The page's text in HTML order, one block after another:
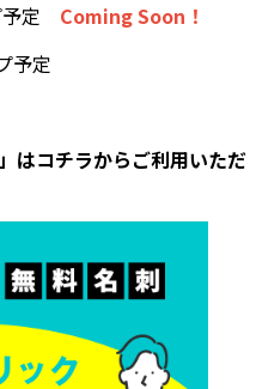
定 Coming Soon！
予定
はコチラからご利用いただ